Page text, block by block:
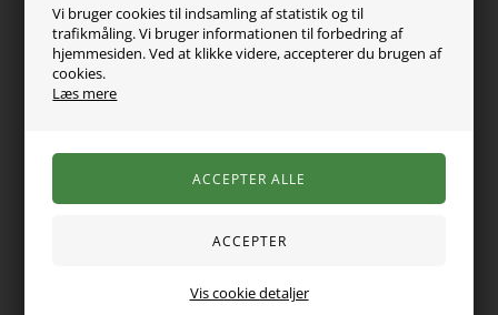
Vi bruger cookies til indsamling af statistik og til
trafikmåling. Vi bruger informationen til forbedring af
hjemmesiden. Ved at klikke videre, accepterer du brugen af
cookies.
Læs mere
Vis cookie detaljer
99,00DKK
materiale. Bukserne har elastikkant ved anklerne samt en